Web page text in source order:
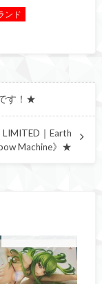
ンド
す！★
｜Earth
Machine》★